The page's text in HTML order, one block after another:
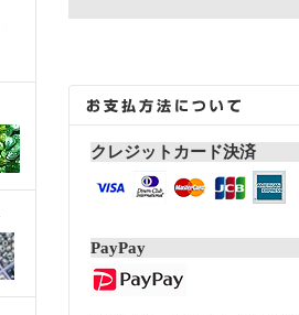
クレジットカード決済
PayPay